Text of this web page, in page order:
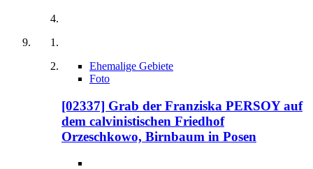
Ehemalige Gebiete
Foto
[02337] Grab der Franziska PERSOY auf
dem calvinistischen Friedhof
Orzeschkowo, Birnbaum in Posen